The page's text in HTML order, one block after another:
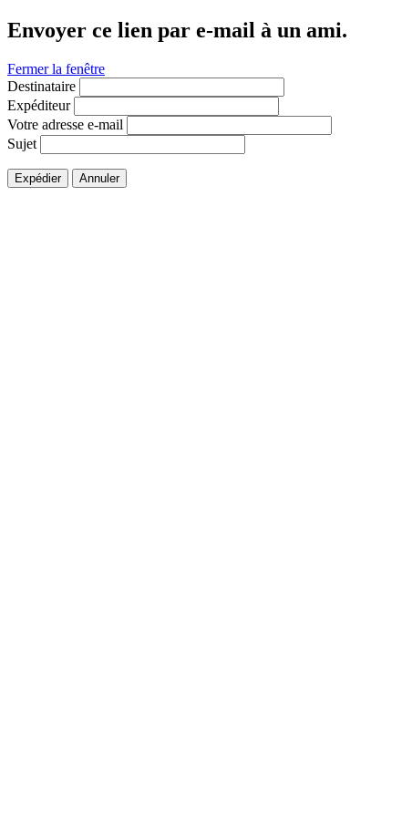
Envoyer ce lien par e-mail à un ami.
Fermer la fenêtre
Destinataire
Expéditeur
Votre adresse e-mail
Sujet
Expédier Annuler